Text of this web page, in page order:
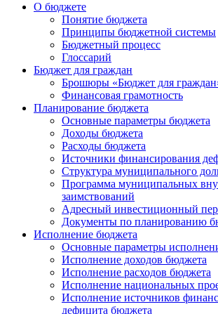
О бюджете
Понятие бюджета
Принципы бюджетной системы
Бюджетный процесс
Глоссарий
Бюджет для граждан
Брошюры «Бюджет для
Финансовая грамотность
Планирование бюджета
Основные параметры бюджета
Доходы бюджета
Расходы бюджета
Источники финансирования
Структура муниципального
Программа муниципальных
заимствований
Адресный инвестиционный
Документы по планированию
Исполнение бюджета
Основные параметры
Исполнение доходов бюджета
Исполнение расходов бюджета
Исполнение национальных
Исполнение источников
дефицита бюджета